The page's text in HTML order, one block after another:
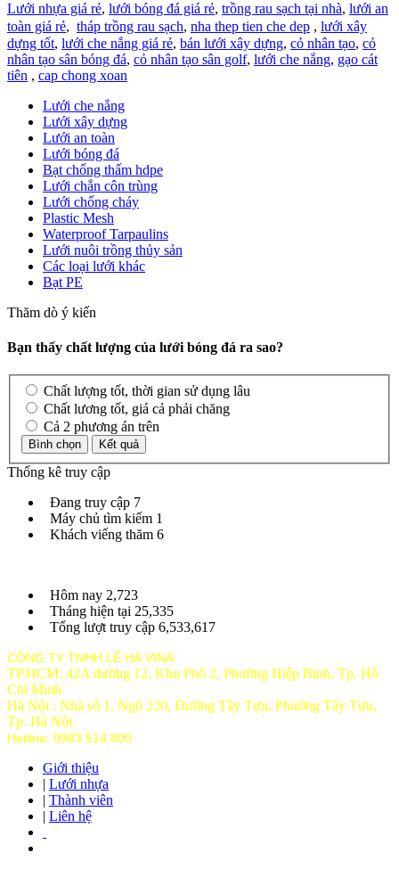
Lưới nhựa giá rẻ, lưới bóng đá giá rẻ, trồng rau sạch tại nhà, lưới an
toàn giá rẻ, tháp trồng rau sạch, nha thep tien che dep , lưới xây
dựng tốt, lưới che nắng giá rẻ, bán lưới xây dựng, cỏ nhân tạo, cỏ
nhân tạo sân bóng đá, cỏ nhân tạo sân golf, lưới che nắng, gạo cát
tiên , cap chong xoan
Lưới che nắng
Lưới xây dựng
Lưới an toàn
Lưới bóng đá
Bạt chống thấm hdpe
Lưới chắn côn trùng
Lưới chống cháy
Plastic Mesh
Waterproof Tarpaulins
Lưới nuôi trồng thủy sản
Các loại lưới khác
Bạt PE
Thăm dò ý kiến
Bạn thấy chất lượng của lưới bóng đá ra sao?
Chất lượng tốt, thời gian sử dụng lâu
Chất lương tốt, giá cả phải chăng
Cả 2 phương án trên
Thống kê truy cập
Đang truy cập 7
Máy chủ tìm kiếm 1
Khách viếng thăm 6
Hôm nay 2,723
Tháng hiện tại 25,335
Tổng lượt truy cập 6,533,617
CÔNG TY TNHH LÊ HÀ VINA
TP.HCM: 42A đường 12, Khu Phố 2, Phường Hiệp Bình, Tp. Hồ
Chí Minh
Hà Nội : Nhà số 1, Ngõ 220, Đường Tây Tựu, Phường Tây Tựu,
Tp. Hà Nội.
Hotline: 0983 514 800
Giới thiệu
| Lưới nhựa
| Thành viên
| Liên hệ